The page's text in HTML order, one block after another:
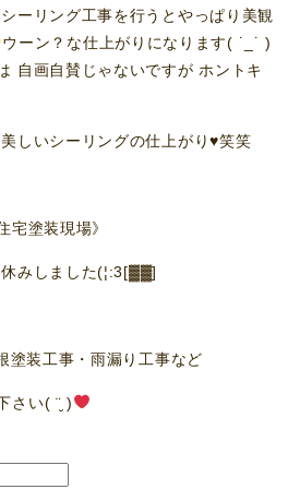
ーリング工事を行うとやっぱり美観
ウーン？な仕上がりになります( ˙_˙ )
自画自賛じゃないですが ホントキ
しいシーリングの仕上がり♥️笑笑
宅塗装現場》
みしました(¦:3[▓▓]
塗装工事・雨漏り工事など
さい( ¨̮ )